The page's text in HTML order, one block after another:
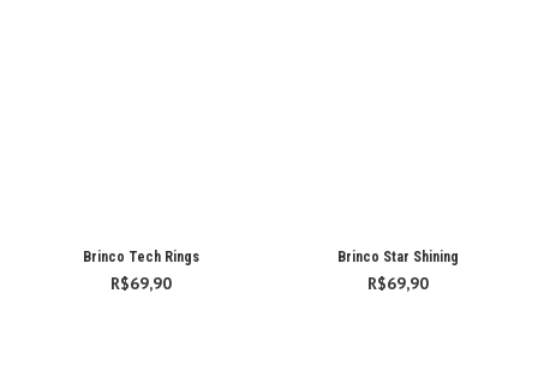
Brinco Tech Rings
R$69,90
Brinco Star Shining
R$69,90